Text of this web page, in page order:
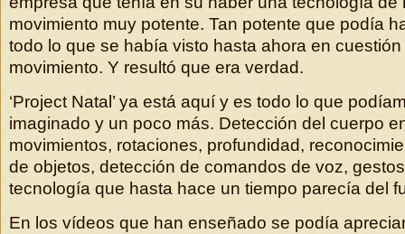
movimiento muy potente. Tan potente que podía
todo lo que se había visto hasta ahora en
movimiento. Y resultó que era verdad.
‘Project Natal’ ya está aquí y es todo lo que
imaginado y un poco más. Detección del cuerpo
movimientos, rotaciones, profundidad,
de objetos, detección de comandos de voz,
tecnología que hasta hace un tiempo parecía del
En los vídeos que han enseñado se podía